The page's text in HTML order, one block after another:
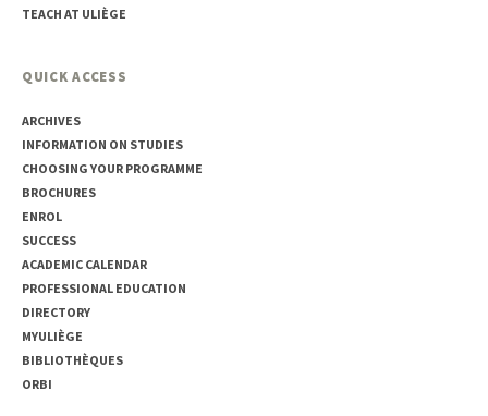
TEACH AT ULIÈGE
QUICK ACCESS
ARCHIVES
INFORMATION ON STUDIES
CHOOSING YOUR PROGRAMME
BROCHURES
ENROL
SUCCESS
ACADEMIC CALENDAR
PROFESSIONAL EDUCATION
DIRECTORY
MYULIÈGE
BIBLIOTHÈQUES
ORBI